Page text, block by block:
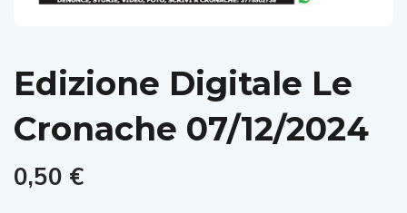
Edizione Digitale Le
Cronache 07/12/2024
0,50